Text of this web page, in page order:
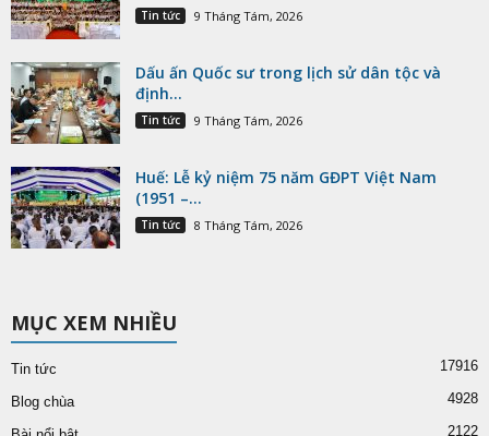
Tin tức 9 Tháng Tám, 2026
Dấu ấn Quốc sư trong lịch sử dân tộc và
định...
Tin tức 9 Tháng Tám, 2026
Huế: Lễ kỷ niệm 75 năm GĐPT Việt Nam
(1951 –...
Tin tức 8 Tháng Tám, 2026
MỤC XEM NHIỀU
Tin tức 17916
Blog chùa 4928
2122